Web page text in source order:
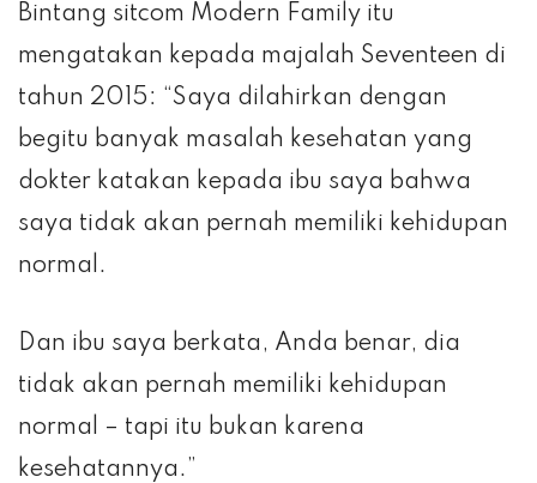
Bintang sitcom Modern Family itu
mengatakan kepada majalah Seventeen di
tahun 2015: “Saya dilahirkan dengan
begitu banyak masalah kesehatan yang
dokter katakan kepada ibu saya bahwa
saya tidak akan pernah memiliki kehidupan
normal.
Dan ibu saya berkata, Anda benar, dia
tidak akan pernah memiliki kehidupan
normal – tapi itu bukan karena
kesehatannya.”